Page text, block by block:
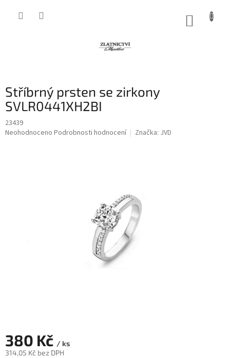
Stříbrný prsten se zirkony
SVLR0441XH2BI
23439
Průměrné
Neohodnoceno Podrobnosti hodnocení Značka: JVD
380 Kč / ks
314,05 Kč bez DPH